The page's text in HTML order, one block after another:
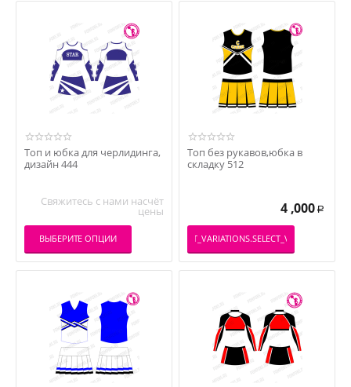
Топ и юбка для черлидинга,
дизайн 444
Свяжитесь с нами насчёт
цены
ВЫБЕРИТЕ ОПЦИИ
Топ без рукавов,юбка в
складку 512
4 ,000 Р
_PRODUCT_VARIATIONS.SELECT_VARIATION